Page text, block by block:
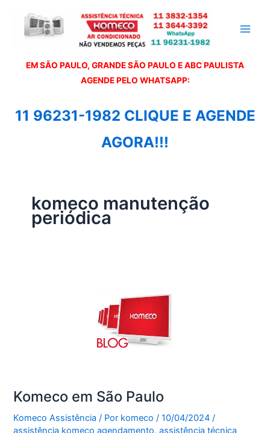
EM SÃO PAULO, GRANDE SÃO PAULO E ABC PAULISTA
AGENDE PELO WHATSAPP:
11 96231-1982 CLIQUE E AGENDE
AGORA!!!
komeco manutenção
periódica
Komeco em São Paulo
Komeco Assistência / Por komeco/10/04/2024/